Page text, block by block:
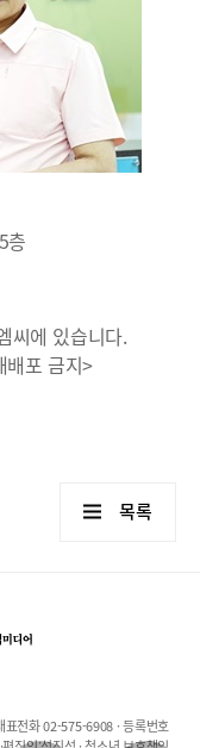
층
씨에 있습니다.
포 금지>
목록
전화 02-575-6908 · 등록번호